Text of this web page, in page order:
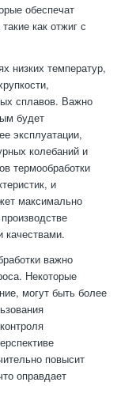
обеспечат
как отжиг с
низких температур,
сплавов. Важно
будет
эксплуатации,
колебаний и
термообработки
и
максимально
качествами.
важно
Некоторые
могут быть более
повысит
оправдает